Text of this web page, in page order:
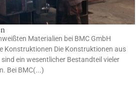
Materialien bei BMC GmbH
Konstruktionen Die Konstruktionen aus
ein wesentlicher Bestandteil vieler
Bei BMC(...)